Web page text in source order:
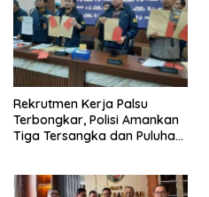
Rekrutmen Kerja Palsu
Terbongkar, Polisi Amankan
Tiga Tersangka dan Puluhan